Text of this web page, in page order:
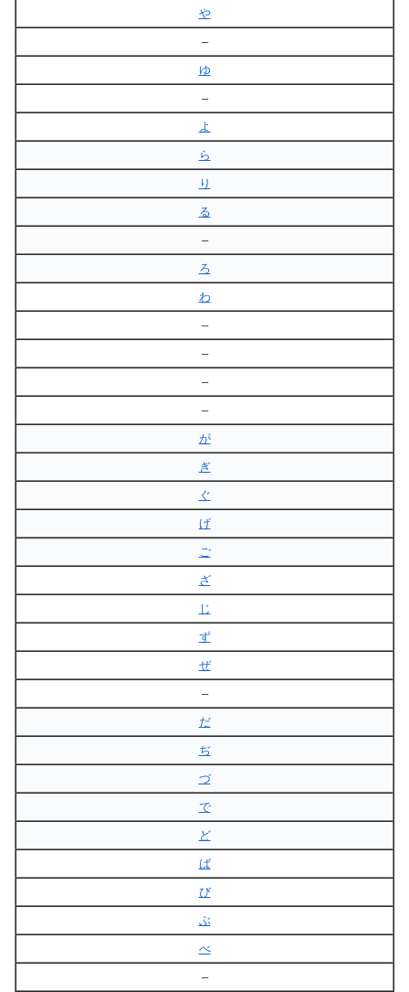
や
–
ゆ
–
よ
ら
り
る
–
ろ
わ
–
–
–
–
が
ぎ
ぐ
げ
ご
ざ
じ
ず
ぜ
–
だ
ぢ
づ
で
ど
ば
び
ぶ
べ
–